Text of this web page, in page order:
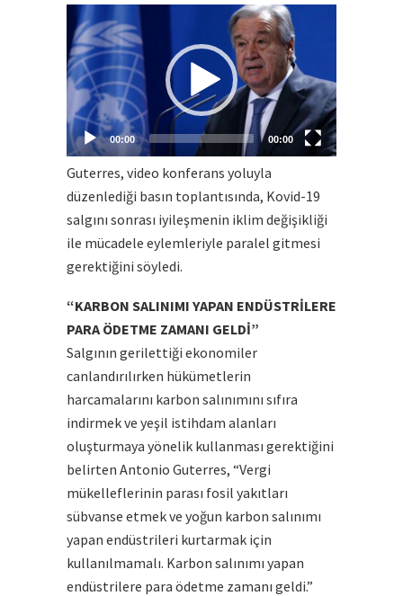
Video
Player
00:00 00:00
Guterres, video konferans yoluyla
düzenlediği basın toplantısında, Kovid-19
salgını sonrası iyileşmenin iklim değişikliği
ile mücadele eylemleriyle paralel gitmesi
gerektiğini söyledi.
“KARBON SALINIMI YAPAN ENDÜSTRİLERE
PARA ÖDETME ZAMANI GELDİ”
Salgının gerilettiği ekonomiler
canlandırılırken hükümetlerin
harcamalarını karbon salınımını sıfıra
indirmek ve yeşil istihdam alanları
oluşturmaya yönelik kullanması gerektiğini
belirten Antonio Guterres, “Vergi
mükelleflerinin parası fosil yakıtları
sübvanse etmek ve yoğun karbon salınımı
yapan endüstrileri kurtarmak için
kullanılmamalı. Karbon salınımı yapan
endüstrilere para ödetme zamanı geldi.”